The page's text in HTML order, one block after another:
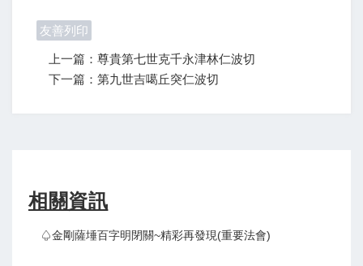
友善列印
上一篇：尊貴第七世克千永津林仁波切
下一篇：第九世吉噶丘突仁波切
相關資訊
♤金剛薩埵百字明閉關~精彩再發現(重要法會)